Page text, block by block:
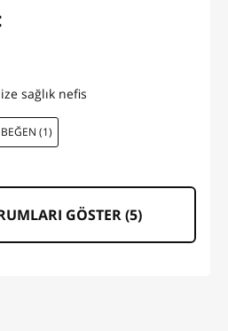
sağlık nefis
BEĞEN (1)
GÖSTER (5)